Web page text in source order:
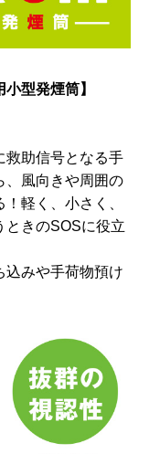
型発煙筒】
救助信号となる手
、風向きや周囲の
軽く、小さく、
ときのSOSに役立
みや手荷物預け